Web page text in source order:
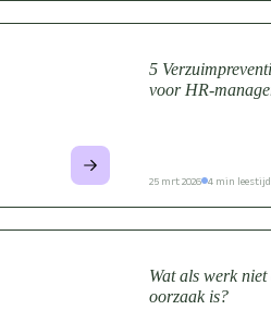
5
voor HR-
25 mrt 2026 4 min leestijd
Wat als werk niet
oorzaak is?